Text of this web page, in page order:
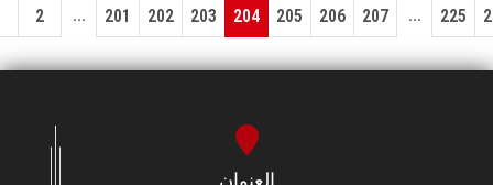
2 ... 201 202 203 204 205 206 207 ... 225
العنوان